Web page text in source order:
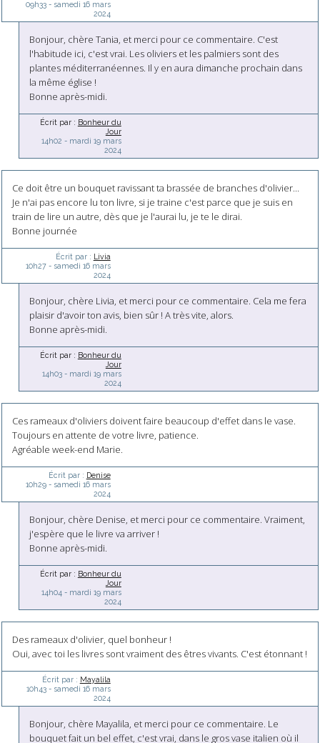
09h33- samedi 16 mars
2024
Bonjour, chère Tania, et merci pour ce commentaire. C'est
l'habitude ici, c'est vrai. Les oliviers et les palmiers sont des
plantes méditerranéennes. Il y en aura dimanche prochain dans
la même église !
Bonne après-midi.
Écrit par : Bonheur du
Jour
14h02 - mardi 19 mars
2024
Ce doit être un bouquet ravissant ta brassée de branches d'olivier...
Je n'ai pas encore lu ton livre, si je traine c'est parce que je suis en
train de lire un autre, dès que je l'aurai lu, je te le dirai.
Bonne journée
Écrit par : Livia
10h27- samedi 16 mars
2024
Bonjour, chère Livia, et merci pour ce commentaire. Cela me fera
plaisir d'avoir ton avis, bien sûr ! A très vite, alors.
Bonne après-midi.
Écrit par : Bonheur du
Jour
14h03- mardi 19 mars
2024
Ces rameaux d'oliviers doivent faire beaucoup d'effet dans le vase.
Toujours en attente de votre livre, patience.
Agréable week-end Marie.
Écrit par : Denise
10h29- samedi 16 mars
2024
Bonjour, chère Denise, et merci pour ce commentaire. Vraiment,
j'espère que le livre va arriver !
Bonne après-midi.
Écrit par : Bonheur du
Jour
14h04 - mardi 19 mars
2024
Des rameaux d'olivier, quel bonheur !
Oui, avec toi les livres sont vraiment des êtres vivants. C'est étonnant !
Écrit par : Mayalila
10h43- samedi 16 mars
2024
Bonjour, chère Mayalila, et merci pour ce commentaire. Le
bouquet fait un bel effet, c'est vrai, dans le gros vase italien où il